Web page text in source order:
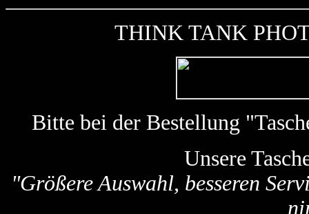
THINK TANK
Bitte bei der Bestellung
Unsere
"Größere Auswahl, besseren